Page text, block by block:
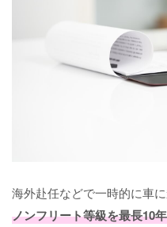
海外赴任などで一時的に車に
ノンフリート等級を最長10